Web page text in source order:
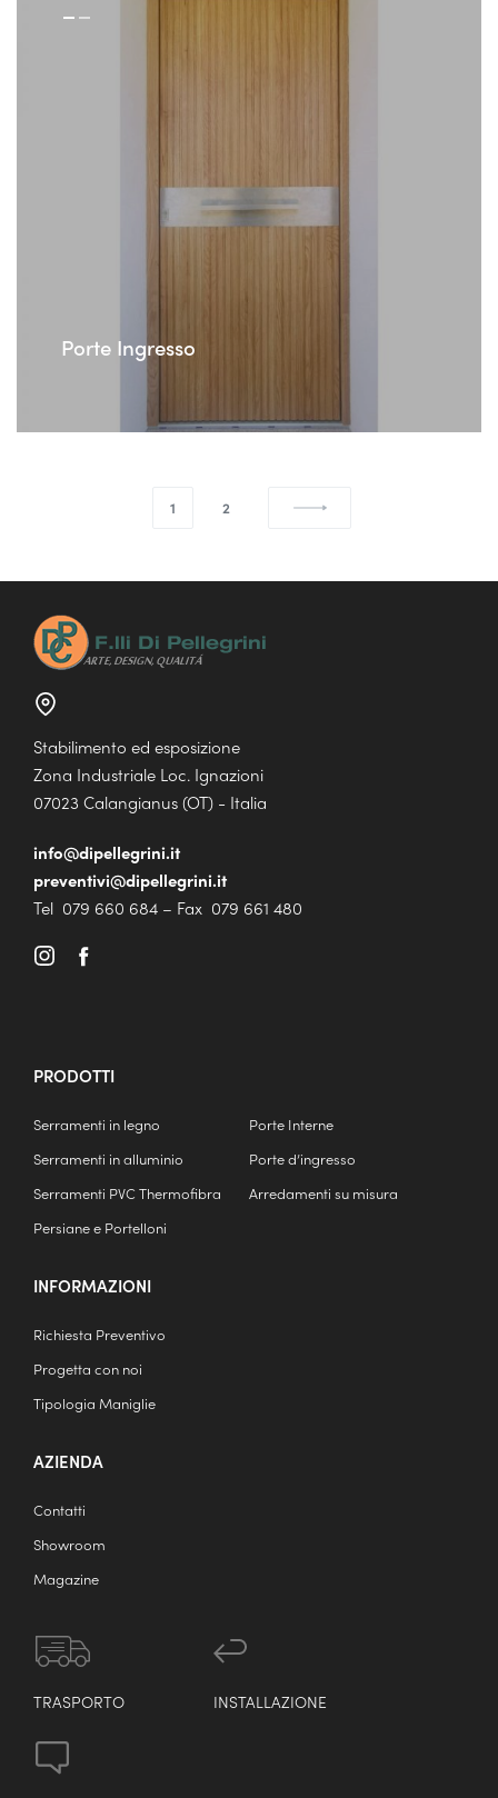
Porte Ingresso
1 2
Stabilimento ed esposizione
Zona Industriale Loc. Ignazioni
07023 Calangianus (OT) - Italia
info@dipellegrini.it
preventivi@dipellegrini.it
Tel 079 660 684 – Fax 079 661 480
PRODOTTI
Serramenti in legno
Porte Interne
Serramenti in alluminio
Porte d’ingresso
Serramenti PVC Thermofibra
Arredamenti su misura
Persiane e Portelloni
INFORMAZIONI
Richiesta Preventivo
Progetta con noi
Tipologia Maniglie
AZIENDA
Contatti
Showroom
Magazine
TRASPORTO INSTALLAZIONE